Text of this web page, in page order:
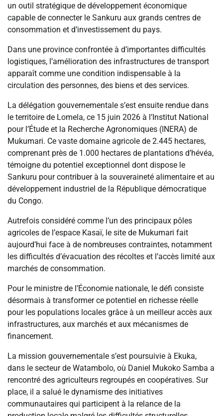
un outil stratégique de développement économique
capable de connecter le Sankuru aux grands centres de
consommation et d’investissement du pays.
Dans une province confrontée à d’importantes difficultés
logistiques, l’amélioration des infrastructures de transport
apparaît comme une condition indispensable à la
circulation des personnes, des biens et des services.
La délégation gouvernementale s’est ensuite rendue dans
le territoire de Lomela, ce 15 juin 2026 à l’Institut National
pour l’Étude et la Recherche Agronomiques (INERA) de
Mukumari. Ce vaste domaine agricole de 2.445 hectares,
comprenant près de 1.000 hectares de plantations d’hévéa,
témoigne du potentiel exceptionnel dont dispose le
Sankuru pour contribuer à la souveraineté alimentaire et au
développement industriel de la République démocratique
du Congo.
Autrefois considéré comme l’un des principaux pôles
agricoles de l’espace Kasaï, le site de Mukumari fait
aujourd’hui face à de nombreuses contraintes, notamment
les difficultés d’évacuation des récoltes et l’accès limité aux
marchés de consommation.
Pour le ministre de l’Économie nationale, le défi consiste
désormais à transformer ce potentiel en richesse réelle
pour les populations locales grâce à un meilleur accès aux
infrastructures, aux marchés et aux mécanismes de
financement.
La mission gouvernementale s’est poursuivie à Ekuka,
dans le secteur de Watambolo, où Daniel Mukoko Samba a
rencontré des agriculteurs regroupés en coopératives. Sur
place, il a salué le dynamisme des initiatives
communautaires qui participent à la relance de la